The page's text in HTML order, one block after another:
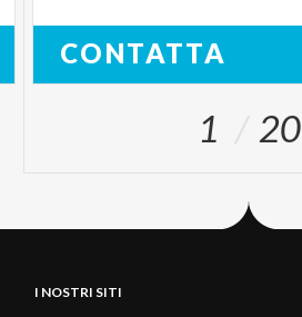
CONTATTA
1 20
I NOSTRI SITI